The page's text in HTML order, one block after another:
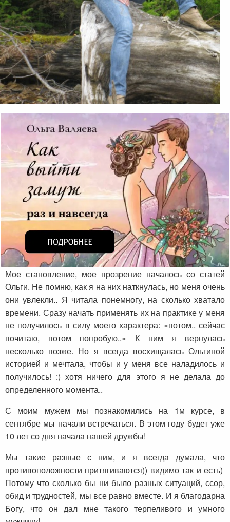
Мое становление, мое прозрение началось со статей
Ольги. Не помню, как я на них наткнулась, но меня очень
они увлекли.. Я читала понемногу, на сколько хватало
времени. Сразу начать применять их на практике у меня
не получилось в силу моего характера: «потом.. сейчас
почитаю, потом попробую..» К ним я вернулась
несколько позже. Но я всегда восхищалась Ольгиной
историей и мечтала, чтобы и у меня все наладилось и
получилось! :) хотя ничего для этого я не делала до
определенного момента..
С моим мужем мы познакомились на 1м курсе, в
сентябре мы начали встречаться. В этом году будет уже
10 лет со дня начала нашей дружбы!
Мы такие разные с ним, и я всегда думала, что
противоположности притягиваются)) видимо так и есть)
Потому что сколько бы ни было разных ситуаций, ссор,
обид и трудностей, мы все равно вместе. И я благодарна
Богу, что он дал мне такого терпеливого и умного